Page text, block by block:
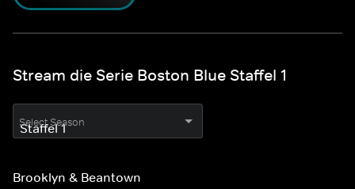
Stream die Serie Boston Blue Staffel 1
Select Season
Brooklyn & Beantown